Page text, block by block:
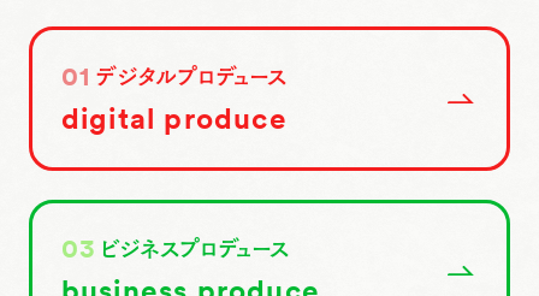
01 デジタルプロデュース
digital produce
03 ビジネスプロデュース